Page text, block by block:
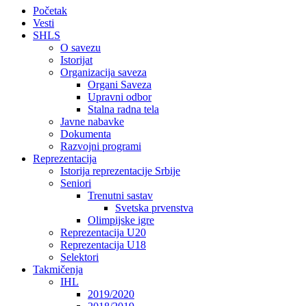
Početak
Vesti
SHLS
O savezu
Istorijat
Organizacija saveza
Organi Saveza
Upravni odbor
Stalna radna tela
Javne nabavke
Dokumenta
Razvojni programi
Reprezentacija
Istorija reprezentacije Srbije
Seniori
Trenutni sastav
Svetska prvenstva
Olimpijske igre
Reprezentacija U20
Reprezentacija U18
Selektori
Takmičenja
IHL
2019/2020